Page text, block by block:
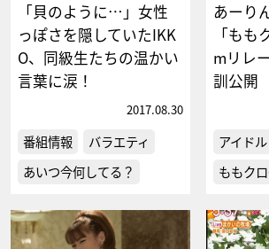
「貝のように…」女性
っぽさを隠していたIKK
O、同級生たちの温かい
言葉に涙！
2017.08.30
番組情報
バラエティ
あいつ今何してる？
あーり
「もも
mリレ
訓公開
アイドル
ももク